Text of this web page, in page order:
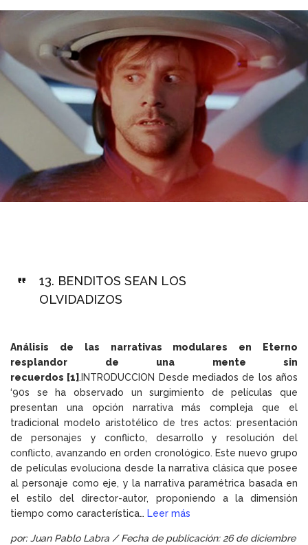
13. BENDITOS SEAN LOS
OLVIDADIZOS
Análisis de las narrativas modulares en Eterno
resplandor de una mente sin
recuerdos [1].INTRODUCCION Desde mediados de los años
‘90s se ha observado un surgimiento de películas que
presentan una opción narrativa más compleja que el
tradicional modelo aristotélico de tres actos: presentación
de personajes y conflicto, desarrollo y resolución del
conflicto, avanzando en orden cronológico. Este nuevo grupo
de películas evoluciona desde la narrativa clásica que posee
al personaje como eje, y la narrativa paramétrica basada en
el estilo del director-autor, proponiendo a la dimensión
tiempo como característica… Leer más
por: Juan Pablo Labra / Fecha de publicación: 26 de diciembre